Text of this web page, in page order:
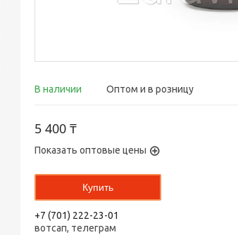
В наличии Оптом и в розницу
5 400 ₸
Показать оптовые цены
Купить
+7 (701) 222-23-01
вотсап, телеграм